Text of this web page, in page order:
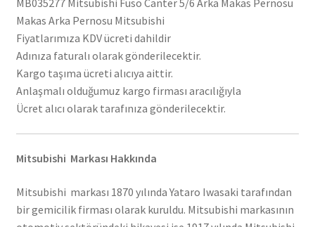
MB035277 Mitsubishi Fuso Canter 5/6 Arka Makas Pernosu
Makas Arka Pernosu Mitsubishi
Fiyatlarımıza KDV ücreti dahildir
Adınıza faturalı olarak gönderilecektir.
Kargo taşıma ücreti alıcıya aittir.
Anlaşmalı olduğumuz kargo firması aracılığıyla
Ücret alıcı olarak tarafınıza gönderilecektir.
Mitsubishi Markası Hakkında
Mitsubishi markası 1870 yılında Yataro Iwasaki tarafından
bir gemicilik firması olarak kuruldu. Mitsubishi markasının